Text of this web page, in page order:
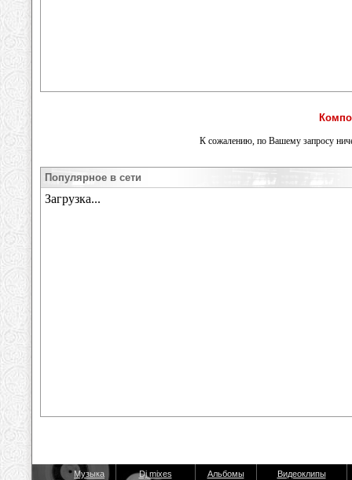
К сожалению, по Вашему запросу
Популярное в сети
Музыка Dj mixes Альбомы
Видеоклипы